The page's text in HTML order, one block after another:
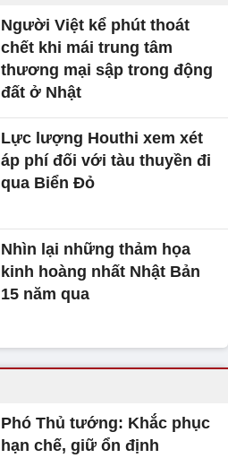
Người Việt kể phút thoát
chết khi mái trung tâm
thương mại sập trong động
đất ở Nhật
Lực lượng Houthi xem xét
áp phí đối với tàu thuyền đi
qua Biển Đỏ
Nhìn lại những thảm họa
kinh hoàng nhất Nhật Bản
15 năm qua
Phó Thủ tướng: Khắc phục
hạn chế, giữ ổn định